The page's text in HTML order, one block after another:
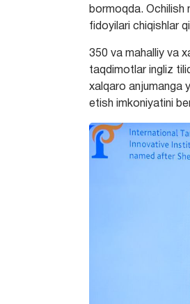
bormoqda. Ochilish
fidoyilari chiqishlar
350 va mahalliy va
taqdimotlar ingliz
xalqaro anjumanga
etish imkoniyatini